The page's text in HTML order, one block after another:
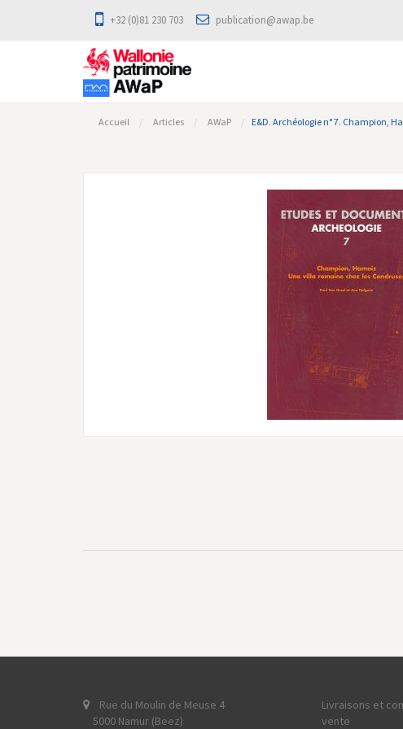
+32 (0)81 230 703 publication@awap.be
Accueil Articles AWaP E&D. Archéologie n° 7. Champion,
Rue du Moulin de Meuse 4
5000 Namur (Beez)
Livraisons et
vente